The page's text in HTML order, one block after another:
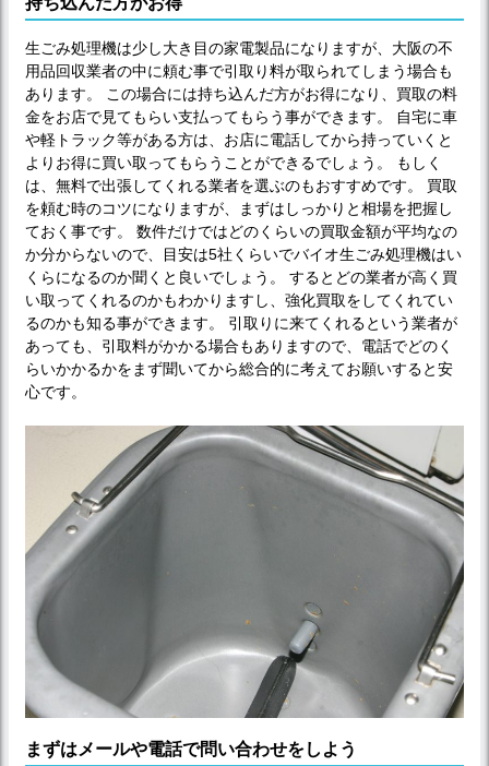
生ごみ処理機は少し大き目の家電製品になりますが、大阪の不
用品回収業者の中に頼む事で引取り料が取られてしまう場合も
あります。 この場合には持ち込んだ方がお得になり、買取の料
金をお店で見てもらい支払ってもらう事ができます。 自宅に車
や軽トラック等がある方は、お店に電話してから持っていくと
よりお得に買い取ってもらうことができるでしょう。 もしく
は、無料で出張してくれる業者を選ぶのもおすすめです。 買取
を頼む時のコツになりますが、まずはしっかりと相場を把握し
ておく事です。 数件だけではどのくらいの買取金額が平均なの
か分からないので、目安は5社くらいでバイオ生ごみ処理機はい
くらになるのか聞くと良いでしょう。 するとどの業者が高く買
い取ってくれるのかもわかりますし、強化買取をしてくれてい
るのかも知る事ができます。 引取りに来てくれるという業者が
あっても、引取料がかかる場合もありますので、電話でどのく
らいかかるかをまず聞いてから総合的に考えてお願いすると安
心です。
まずはメールや電話で問い合わせをしよう